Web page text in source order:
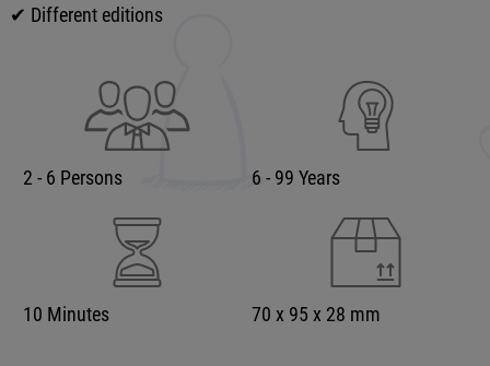
✔ Different editions
2 - 6 Persons 6 - 99 Years
10 Minutes 70 x 95 x 28 mm